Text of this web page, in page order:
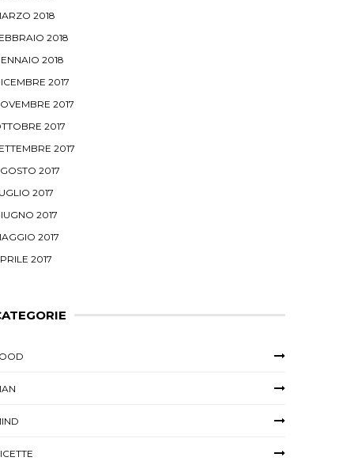
2018
2018
2018
2017
2017
2017
2017
2017
2017
2017
2017
2017